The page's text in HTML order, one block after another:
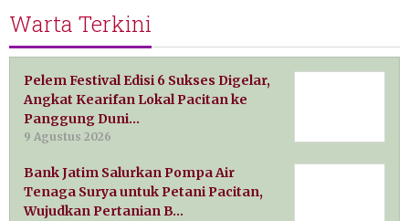
Warta Terkini
Pelem Festival Edisi 6 Sukses Digelar,
Angkat Kearifan Lokal Pacitan ke
Panggung Duni…
9 Agustus 2026
Bank Jatim Salurkan Pompa Air
Tenaga Surya untuk Petani Pacitan,
Wujudkan Pertanian B…